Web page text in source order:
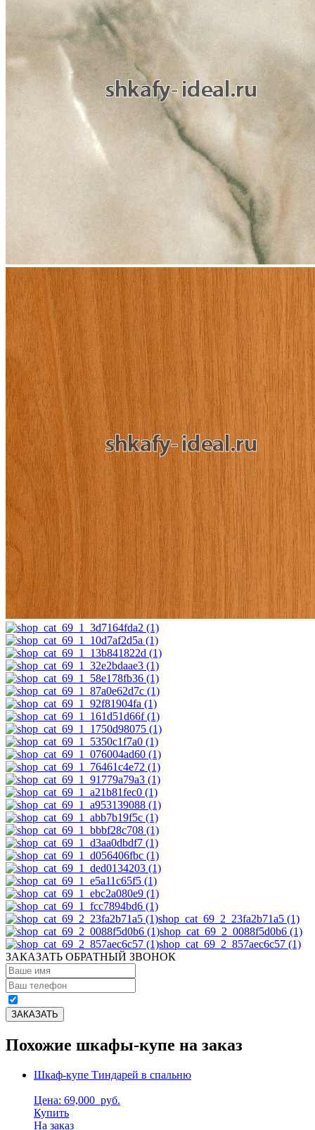
shop_cat_69_2_23fa2b71a5 (1)
shop_cat_69_2_0088f5d0b6 (1)
shop_cat_69_2_857aec6c57 (1)
ЗАКАЗАТЬ ОБРАТНЫЙ ЗВОНОК
Похожие шкафы-купе на заказ
Шкаф-купе Тиндарей в спальню
Цена: 69,000 руб.
Купить
На заказ